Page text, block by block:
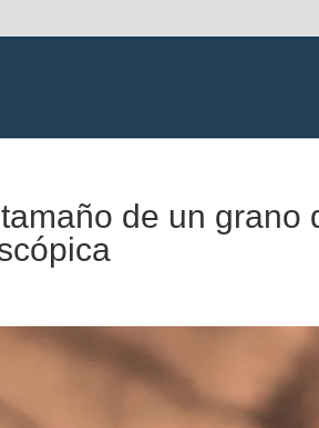
de un grano